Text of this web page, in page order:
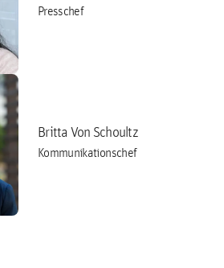
Presschef
Britta Von Schoultz
Kommunikationschef